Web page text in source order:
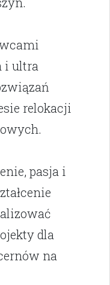
i ultra
relokacji
pasja i
dla
na